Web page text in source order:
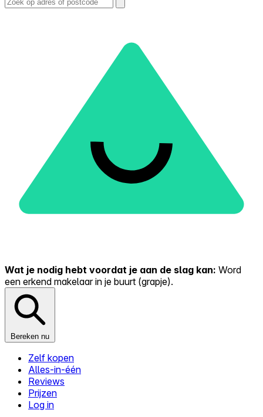
Wat je nodig hebt voordat je aan de slag kan: Word
een erkend makelaar in je buurt (grapje).
Bereken nu
Zelf kopen
Alles-in-één
Reviews
Prijzen
Log in